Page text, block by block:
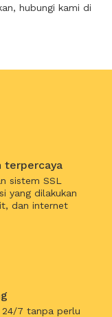
hubungi kami di
terpercaya
sistem SSL
yang dilakukan
dan internet
24/7 tanpa perlu